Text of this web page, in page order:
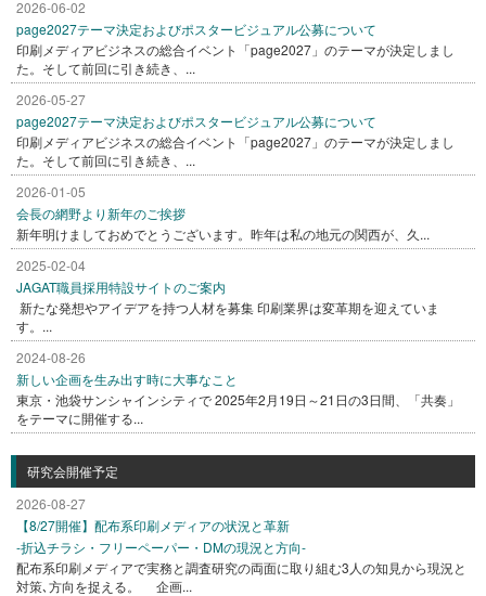
2026-06-02
page2027テーマ決定およびポスタービジュアル公募について
印刷メディアビジネスの総合イベント「page2027」のテーマが決定しまし
た。そして前回に引き続き、...
2026-05-27
page2027テーマ決定およびポスタービジュアル公募について
印刷メディアビジネスの総合イベント「page2027」のテーマが決定しまし
た。そして前回に引き続き、...
2026-01-05
会長の網野より新年のご挨拶
新年明けましておめでとうございます。昨年は私の地元の関西が、久...
2025-02-04
JAGAT職員採用特設サイトのご案内
新たな発想やアイデアを持つ人材を募集 印刷業界は変革期を迎えていま
す。...
2024-08-26
新しい企画を生み出す時に大事なこと
東京・池袋サンシャインシティで 2025年2月19日～21日の3日間、「共奏」
をテーマに開催する...
研究会開催予定
2026-08-27
【8/27開催】配布系印刷メディアの状況と革新
-折込チラシ・フリーペーパー・DMの現況と方向-
配布系印刷メディアで実務と調査研究の両面に取り組む3人の知見から現況と
対策､方向を捉える。 企画...